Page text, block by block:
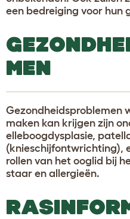
een bedreiging voor hun
MEN
Gezondheidsproblemen
maken kan krijgen zijn
elleboogdysplasie,
(knieschijfontwrichting),
rollen van het ooglid bij
staar en allergieën.